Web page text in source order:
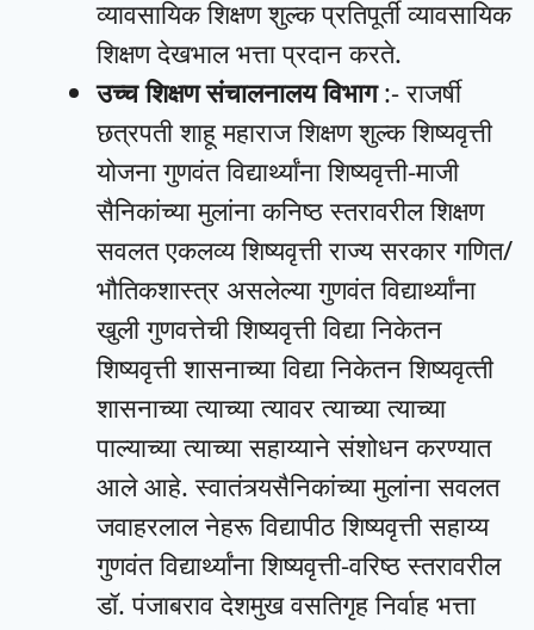
व्यावसायिक शिक्षण शुल्क प्रतिपूर्ती व्यावसायिक
शिक्षण देखभाल भत्ता प्रदान करते.
उच्च शिक्षण संचालनालय विभाग:- राजर्षी
छत्रपती शाहू महाराज शिक्षण शुल्‍क शिष्यवृत्ती
योजना गुणवंत विद्यार्थ्यांना शिष्यवृत्ती-माजी
सैनिकांच्या मुलांना कनिष्ठ स्तरावरील शिक्षण
सवलत एकलव्य शिष्यवृत्ती राज्य सरकार गणित/
भौतिकशास्त्र असलेल्या गुणवंत विद्यार्थ्यांना
खुली गुणवत्तेची शिष्यवृत्ती विद्या निकेतन
शिष्यवृत्ती शासनाच्‍या विद्या निकेतन शिष्‍यवृत्‍ती
शासनाच्‍या त्‍याच्‍या त्‍यावर त्‍याच्‍या त्‍याच्‍या
पाल्‍याच्‍या त्‍याच्‍या सहाय्याने संशोधन करण्‍यात
आले आहे. स्वातंत्र्यसैनिकांच्या मुलांना सवलत
जवाहरलाल नेहरू विद्यापीठ शिष्यवृत्ती सहाय्य
गुणवंत विद्यार्थ्यांना शिष्यवृत्ती-वरिष्ठ स्तरावरील
डॉ. पंजाबराव देशमुख वसतिगृह निर्वाह भत्ता